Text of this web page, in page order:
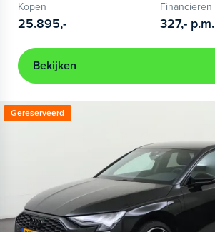
Kopen
25.895,-
Financieren
327,- p.m.
Bekijken
Gereserveerd